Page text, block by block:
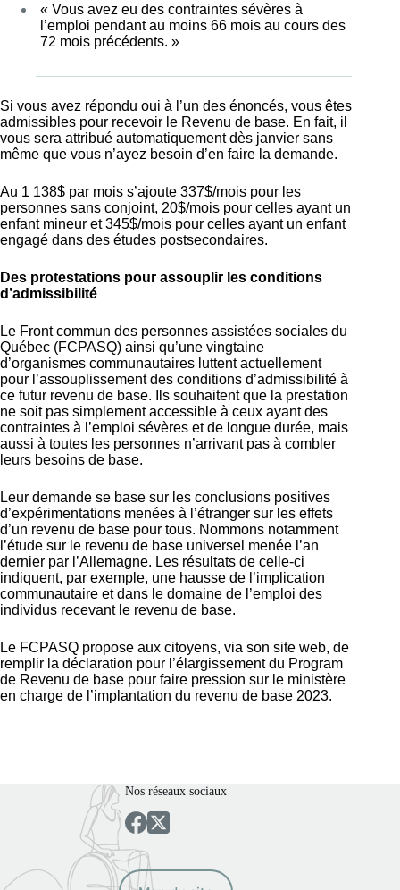
« Vous avez eu des contraintes sévères à
l’emploi pendant au moins 66 mois au cours des
72 mois précédents. »
Si vous avez répondu oui à l’un des énoncés, vous êtes
admissibles pour recevoir le Revenu de base. En fait, il
vous sera attribué automatiquement dès janvier sans
même que vous n’ayez besoin d’en faire la demande.
Au 1 138$ par mois s’ajoute 337$/mois pour les
personnes sans conjoint, 20$/mois pour celles ayant un
enfant mineur et 345$/mois pour celles ayant un enfant
engagé dans des études postsecondaires.
Des protestations pour assouplir les conditions
d’admissibilité
Le Front commun des personnes assistées sociales du
Québec (FCPASQ) ainsi qu’une vingtaine
d’organismes communautaires luttent actuellement
pour l’assouplissement des conditions d’admissibilité à
ce futur revenu de base. Ils souhaitent que la prestation
ne soit pas simplement accessible à ceux ayant des
contraintes à l’emploi sévères et de longue durée, mais
aussi à toutes les personnes n’arrivant pas à combler
leurs besoins de base.
Leur demande se base sur les conclusions positives
d’expérimentations menées à l’étranger sur les effets
d’un revenu de base pour tous. Nommons notamment
l’étude sur le revenu de base universel menée l’an
dernier par l’Allemagne. Les résultats de celle-ci
indiquent, par exemple, une hausse de l’implication
communautaire et dans le domaine de l’emploi des
individus recevant le revenu de base.
Le FCPASQ propose aux citoyens, via son site web, de
remplir la déclaration pour l’élargissement du Program
de Revenu de base pour faire pression sur le ministère
en charge de l’implantation du revenu de base 2023.
Nos réseaux sociaux